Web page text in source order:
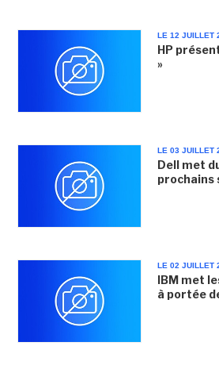
LE 12 JUILLET
HP
»
LE 03 JUILLET
Dell met
prochains
LE 02 JUILLET
IBM met
à portée